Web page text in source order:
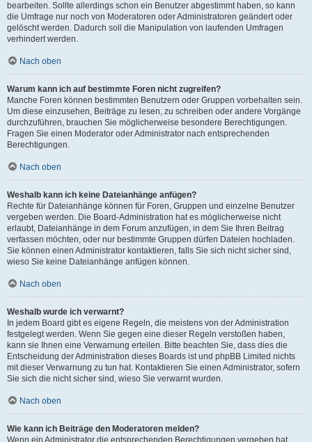
bearbeiten. Sollte allerdings schon ein Benutzer abgestimmt haben, so kann
die Umfrage nur noch von Moderatoren oder Administratoren geändert oder
gelöscht werden. Dadurch soll die Manipulation von laufenden Umfragen
verhindert werden.
Nach oben
Warum kann ich auf bestimmte Foren nicht zugreifen?
Manche Foren können bestimmten Benutzern oder Gruppen vorbehalten sein.
Um diese einzusehen, Beiträge zu lesen, zu schreiben oder andere Vorgänge
durchzuführen, brauchen Sie möglicherweise besondere Berechtigungen.
Fragen Sie einen Moderator oder Administrator nach entsprechenden
Berechtigungen.
Nach oben
Weshalb kann ich keine Dateianhänge anfügen?
Rechte für Dateianhänge können für Foren, Gruppen und einzelne Benutzer
vergeben werden. Die Board-Administration hat es möglicherweise nicht
erlaubt, Dateianhänge in dem Forum anzufügen, in dem Sie Ihren Beitrag
verfassen möchten, oder nur bestimmte Gruppen dürfen Dateien hochladen.
Sie können einen Administrator kontaktieren, falls Sie sich nicht sicher sind,
wieso Sie keine Dateianhänge anfügen können.
Nach oben
Weshalb wurde ich verwarnt?
In jedem Board gibt es eigene Regeln, die meistens von der Administration
festgelegt werden. Wenn Sie gegen eine dieser Regeln verstoßen haben,
kann sie Ihnen eine Verwarnung erteilen. Bitte beachten Sie, dass dies die
Entscheidung der Administration dieses Boards ist und phpBB Limited nichts
mit dieser Verwarnung zu tun hat. Kontaktieren Sie einen Administrator, sofern
Sie sich die nicht sicher sind, wieso Sie verwarnt wurden.
Nach oben
Wie kann ich Beiträge den Moderatoren melden?
Wenn ein Administrator die entsprechenden Berechtigungen vergeben hat,